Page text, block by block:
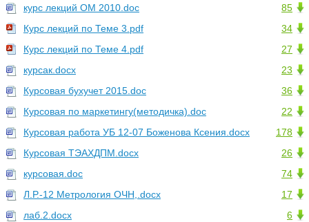
85
курс лекций ОМ 2010.doc
34
Курс лекций по Теме 3.pdf
27
Курс лекций по Теме 4.pdf
23
курсак.docx
36
Курсовая бухучет 2015.doc
22
Курсовая по маркетингу(методичка).doc
178
Курсовая работа УБ 12-07 Боженова Ксения.docx
26
Курсовая ТЭАХДПМ.docx
74
курсовая.doc
17
Л.Р.-12 Метрология ОЧН,.docx
6
лаб.2.docx